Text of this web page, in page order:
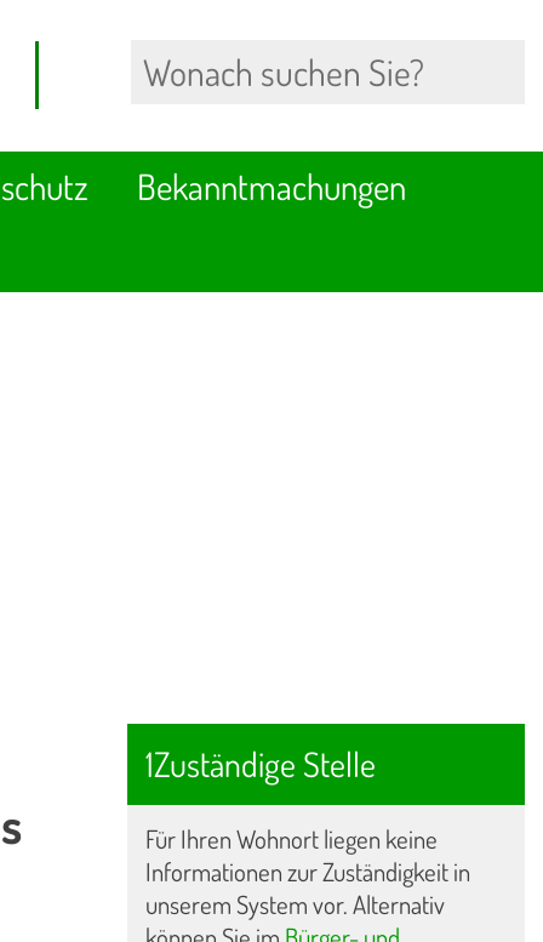
Bekanntmachungen
1Zuständige Stelle
Für Ihren Wohnort liegen keine
Informationen zur Zuständigkeit in
unserem System vor. Alternativ